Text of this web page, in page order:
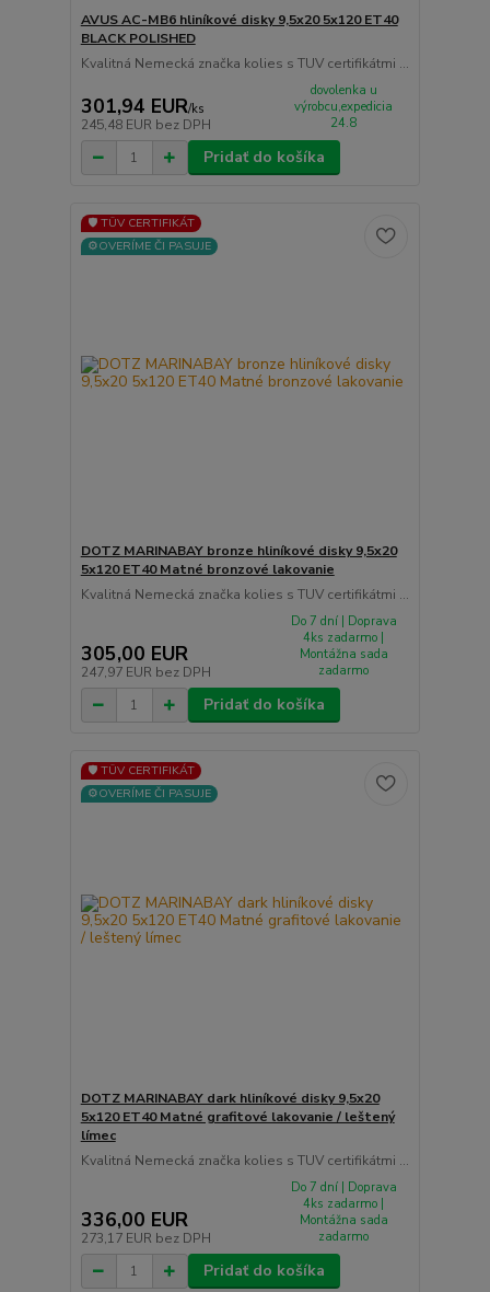
AVUS AC-MB6 hliníkové disky 9,5x20 5x120 ET40
BLACK POLISHED
Kvalitná Nemecká značka kolies s TUV certifikátmi ...
301,94 EUR/ks
245,48 EUR bez DPH
dovolenka u
výrobcu,expedicia
24.8
Pridať do košíka
🛡️ TÜV CERTIFIKÁT
⚙️OVERÍME ČI PASUJE
DOTZ MARINABAY bronze hliníkové disky 9,5x20
5x120 ET40 Matné bronzové lakovanie
Kvalitná Nemecká značka kolies s TUV certifikátmi ...
305,00 EUR
247,97 EUR bez DPH
Do 7 dní | Doprava
4ks zadarmo |
Montážna sada
zadarmo
Pridať do košíka
🛡️ TÜV CERTIFIKÁT
⚙️OVERÍME ČI PASUJE
DOTZ MARINABAY dark hliníkové disky 9,5x20
5x120 ET40 Matné grafitové lakovanie / leštený
límec
Kvalitná Nemecká značka kolies s TUV certifikátmi ...
336,00 EUR
273,17 EUR bez DPH
Do 7 dní | Doprava
4ks zadarmo |
Montážna sada
zadarmo
Pridať do košíka